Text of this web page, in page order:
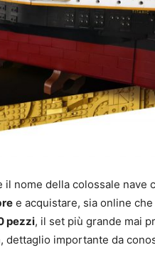
nome della colossale nave
e acquistare, sia online
pezzi, il set più grande mai
dettaglio importante da